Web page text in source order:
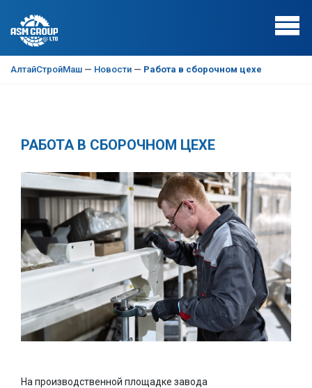
АлтайСтройМаш — Новости — Работа в сборочном цехе
РАБОТА В СБОРОЧНОМ ЦЕХЕ
На производственной площадке завода